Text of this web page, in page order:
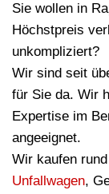
Sie wollen in
Höchstpreis
unkompliziert?
Wir sind seit
für Sie da. Wir
Expertise im
angeeignet.
Wir kaufen
Unfallwagen,